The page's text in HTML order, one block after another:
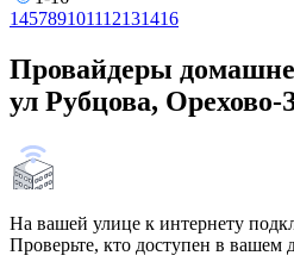
145789101112131416
Провайдеры
ул Рубцова, Орехово-
На вашей улице к интернету
Проверьте, кто доступен в вашем